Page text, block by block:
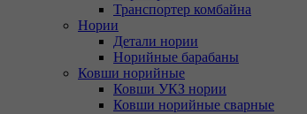
Транспортер комбайна
Нории
Детали нории
Норийные барабаны
Ковши норийные
Ковши УКЗ нории
Ковши норийные сварные